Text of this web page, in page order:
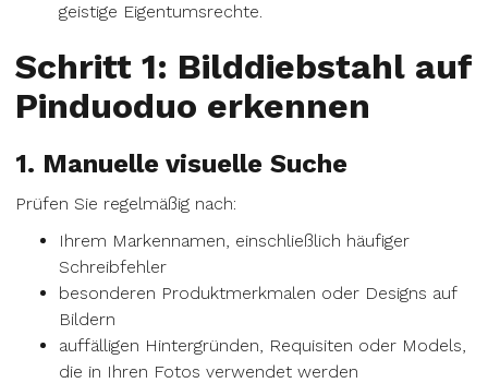
geistige Eigentumsrechte.
Schritt 1: Bilddiebstahl auf
Pinduoduo erkennen
1. Manuelle visuelle Suche
Prüfen Sie regelmäßig nach:
Ihrem Markennamen, einschließlich häufiger
Schreibfehler
besonderen Produktmerkmalen oder Designs auf
Bildern
auffälligen Hintergründen, Requisiten oder Models,
die in Ihren Fotos verwendet werden